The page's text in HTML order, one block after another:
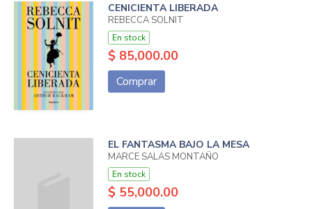
CENICIENTA LIBERADA
REBECCA SOLNIT
En stock
$ 85,000.00
Comprar
EL FANTASMA BAJO LA MESA
MARCE SALAS MONTAÑO
En stock
$ 55,000.00